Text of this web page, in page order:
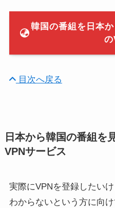
韓国の番組を日本
目次へ戻る
日本から韓国の番組を
VPNサービス
実際にVPNを登録したい
わからないという方に向